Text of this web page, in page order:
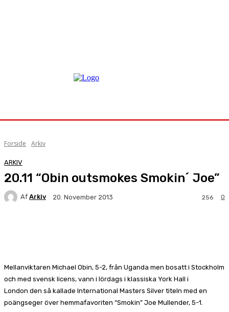
Forside Arkiv
ARKIV
20.11 “Obin outsmokes Smokin´ Joe”
Af Arkiv 20. November 2013 0
256
Mellanviktaren Michael Obin, 5-2, från Uganda men bosatt i Stockholm
och med svensk licens, vann i lördags i klassiska York Hall i
London den så kallade International Masters Silver titeln med en
poängseger över hemmafavoriten “Smokin” Joe Mullender, 5-1.